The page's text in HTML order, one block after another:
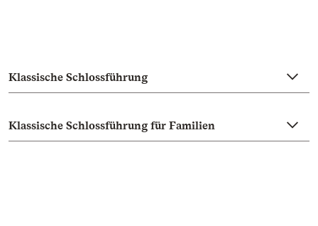
Klassische Schlossführung
Klassische Schlossführung für Familien